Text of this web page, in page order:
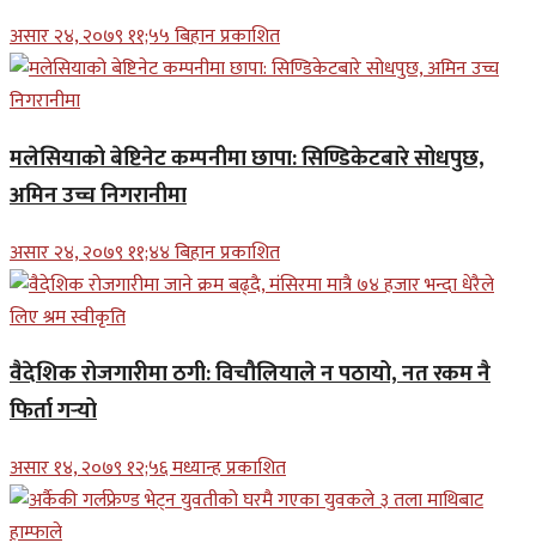
असार २४, २०७९ ११;५५ बिहान प्रकाशित
मलेसियाको बेष्टिनेट कम्पनीमा छापा: सिण्डिकेटबारे सोधपुछ,
अमिन उच्च निगरानीमा
असार २४, २०७९ ११;४४ बिहान प्रकाशित
वैदेशिक रोजगारीमा ठगी: विचौलियाले न पठायो, नत रकम नै
फिर्ता गर्‍यो
असार १४, २०७९ १२;५६ मध्यान्ह प्रकाशित